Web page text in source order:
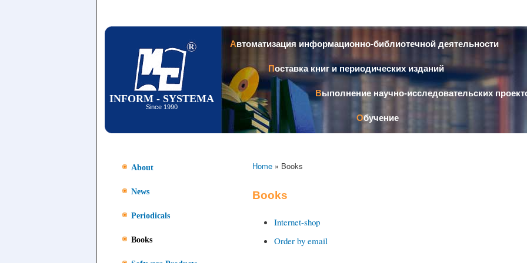
content
INFORM - SYSTEMA
Since 1990
Автоматизация информационно-библиотечной деятельности
Поставка книг и периодических изданий
Выполнение научно-исследовательских
Обучение
About
News
Periodicals
Books
Home » Books
Books
Internet-shop
Order by email